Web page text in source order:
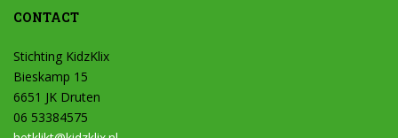
CONTACT
Stichting KidzKlix
Bieskamp 15
6651 JK Druten
06 53384575